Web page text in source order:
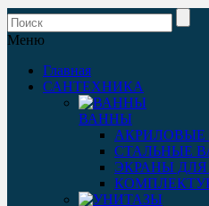
Меню
Главная
САНТЕХНИКА
ВАННЫ
СТАЛЬНЫЕ
ЭКРАНЫ